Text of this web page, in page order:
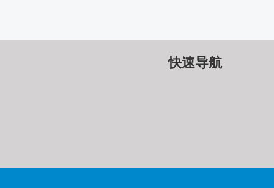
快速导航